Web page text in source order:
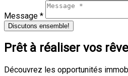
Message *
Discutons ensemble!
Prêt à réaliser vos
Découvrez les opportunités